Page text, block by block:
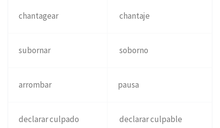
chantagear chantaje
subornar soborno
arrombar pausa
declarar culpado declarar culpable